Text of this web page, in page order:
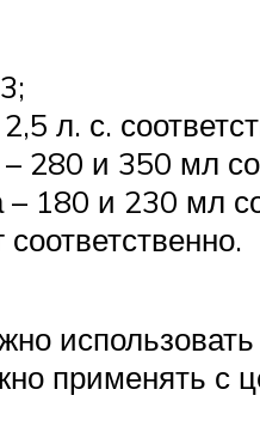
л. с.
280 и 350 мл
180 и 230 мл
применять с